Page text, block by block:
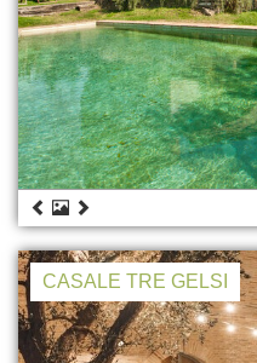
CASALE TRE GELSI